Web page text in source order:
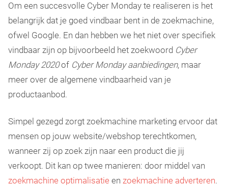
Om een succesvolle Cyber Monday te realiseren is het
belangrijk dat je goed vindbaar bent in de zoekmachine,
ofwel Google. En dan hebben we het niet over specifiek
vindbaar zijn op bijvoorbeeld het zoekwoord Cyber
Monday 2020of Cyber Monday aanbiedingen, maar
meer over de algemene vindbaarheid van je
productaanbod.
Simpel gezegd zorgt zoekmachine marketing ervoor dat
mensen op jouw website/webshop terechtkomen,
wanneer zij op zoek zijn naar een product die jij
verkoopt. Dit kan op twee manieren: door middel van
zoekmachine optimalisatie en zoekmachine adverteren.